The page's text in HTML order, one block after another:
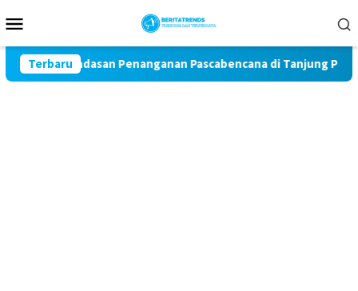
ke
Mobile
Terbaru
Landasan Penanganan Pascabencana di Tanjung Pura,